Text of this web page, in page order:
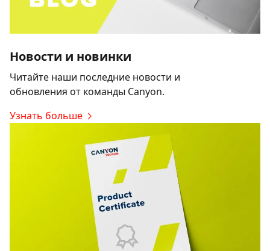
Новости и новинки
Читайте наши последние новости и
обновления от команды Canyon.
Узнать больше